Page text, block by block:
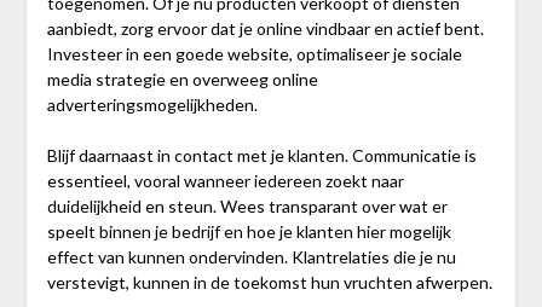
aanbiedt, zorg ervoor dat je online vindbaar en actief bent.
Investeer in een goede website, optimaliseer je sociale
media strategie en overweeg online
adverteringsmogelijkheden.
Blijf daarnaast in contact met je klanten. Communicatie is
essentieel, vooral wanneer iedereen zoekt naar
duidelijkheid en steun. Wees transparant over wat er
speelt binnen je bedrijf en hoe je klanten hier mogelijk
effect van kunnen ondervinden. Klantrelaties die je nu
verstevigt, kunnen in de toekomst hun vruchten afwerpen.